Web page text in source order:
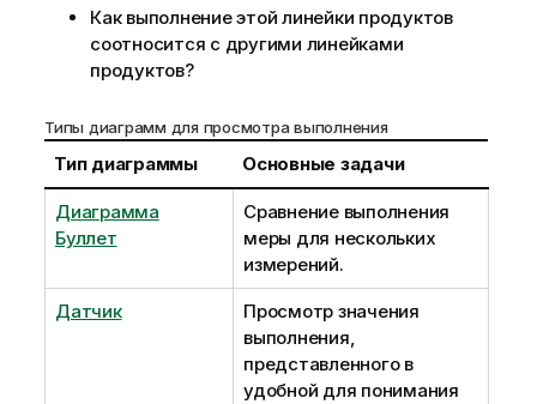
Как выполнение этой линейки продуктов
соотносится с другими линейками
продуктов?
Типы диаграмм для просмотра выполнения
Тип диаграммы Основные задачи
Диаграмма
Буллет
Сравнение выполнения
меры для нескольких
измерений.
Датчик
Просмотр значения
выполнения,
представленного в
удобной для понимания